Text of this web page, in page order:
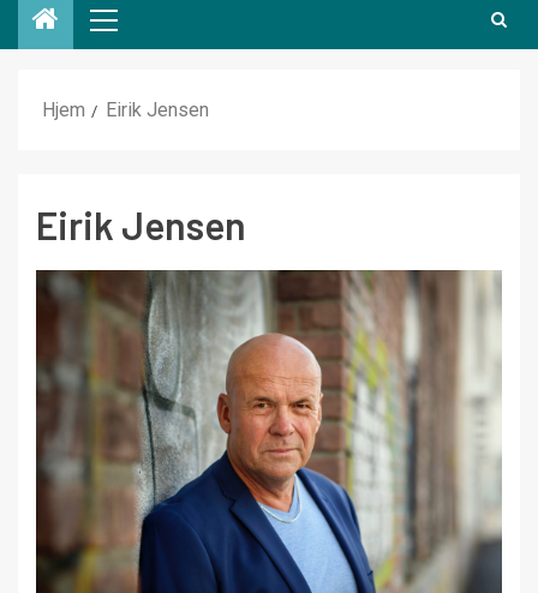
Hjem Eirik Jensen
Eirik Jensen